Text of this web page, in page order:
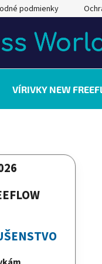
podmienky
VÍRIVKY NEW